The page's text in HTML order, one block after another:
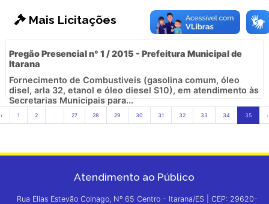
Mais Licitações
Pregão Presencial n° 1 / 2015 - Prefeitura Municipal de
Itarana
Fornecimento de Combustiveis (gasolina comum, óleo
disel, arla 32, etanol e óleo diesel S10), em atendimento às
Secretarias Municipais para...
‹ 1 2 27 28 29 30 31 32 33 34 35 ›
Atendimento ao Público
Rua Elias Estevão Colnago, Nº 65 Centro - Itarana/ES | CEP: 29620-